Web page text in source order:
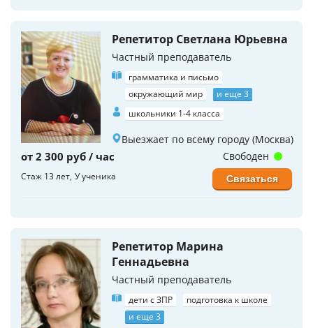
Репетитор Светлана Юрьевна
Частный преподаватель
грамматика и письмо
окружающий мир
и еще 3
школьники 1-4 класса
Выезжает по всему городу (Москва)
от 2 300 руб / час
Стаж 13 лет У ученика
Свободен
Связаться
Репетитор Марина
Геннадьевна
Частный преподаватель
дети с ЗПР
подготовка к школе
и еще 3